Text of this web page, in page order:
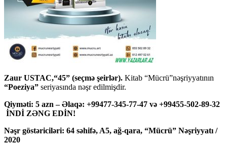
Zaur USTAC,“45” (seçmə şeirlər). Kitab “Mücrü”nəşriyyatının
“Poeziya” seriyasında nəşr edilmişdir.
Qiyməti: 5 azn – Əlaqə: +99477-345-77-47 və +99455-502-89-32
İNDİ ZƏNG EDİN!
Nəşr göstəriciləri: 64 səhifə, A5, ağ-qara, “Mücrü” Nəşriyyatı /
2020